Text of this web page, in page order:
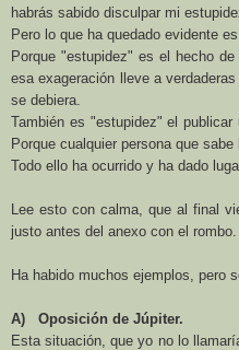
habrás sabido disculpar mi
Pero lo que ha quedado evidente
Porque "estupidez" es el hecho
esa exageración lleve a
se debiera.
También es "estupidez"el publicar
Porque cualquier persona que
Todo ello ha ocurrido y ha dado
Lee esto con calma, que al final
justo antes del anexo con el rombo.
Ha habido muchos ejemplos, pero
A)
Oposición de Júpiter.
Esta situación, que yo no lo